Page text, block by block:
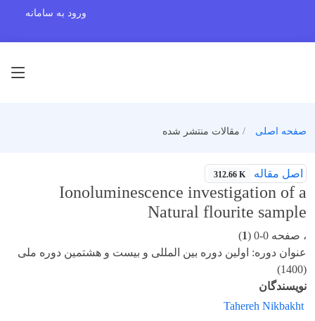
ورود به سامانه
صفحه اصلی مقالات منتشر شده
اصل مقاله 312.66 K
Ionoluminescence investigation of a
Natural flourite sample
، صفحه 0-0 ( 1
)
عنوان دوره: اولین دوره بین المللی و بیست و هشتمین دوره ملی
(1400)
نویسندگان
Tahereh Nikbakht